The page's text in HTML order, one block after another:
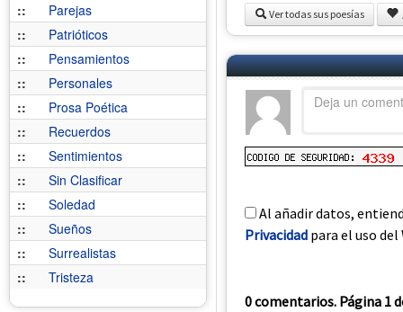
::
Parejas
::
Patrióticos
::
Pensamientos
::
Personales
::
Prosa Poética
::
Recuerdos
::
Sentimientos
::
Sin Clasificar
::
Soledad
::
Sueños
::
Surrealistas
::
Tristeza
Ver todas sus poesías
Al añadir datos,
Privacidad para el uso del
0 comentarios. Página 1